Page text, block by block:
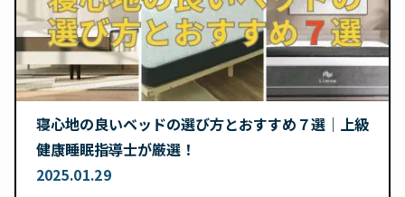
寝心地の良いベッドの選び方とおすすめ７選｜上級
健康睡眠指導士が厳選！
2025.01.29